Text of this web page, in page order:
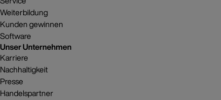
Weiterbildung
Kunden gewinnen
Software
Unser Unternehmen
Karriere
Nachhaltigkeit
Presse
Handelspartner